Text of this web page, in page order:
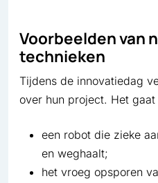
Voorbeelden van
technieken
Tijdens de innovatiedag
over hun project. Het
een robot die zieke
en weghaalt;
het vroeg opsporen